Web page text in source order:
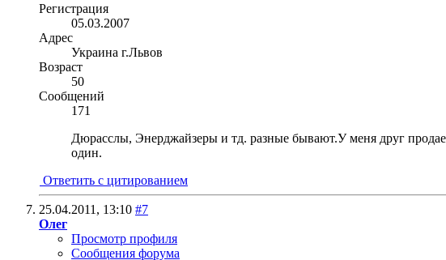
Регистрация
05.03.2007
Адрес
Украина г.Львов
Возраст
50
Сообщений
171
Дюрасслы, Энерджайзеры и тд. разные бывают.У меня друг
один.
Ответить с цитированием
25.04.2011, 13:10 #7
Олег
Просмотр профиля
Сообщения форума